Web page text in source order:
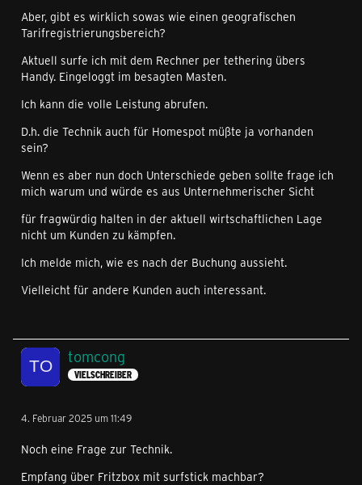
Aber, gibt es wirklich sowas wie einen geografischen
Tarifregistrierungsbereich?
Aktuell surfe ich mit dem Rechner per tethering übers
Handy. Eingeloggt im besagten Masten.
Ich kann die volle Leistung abrufen.
D.h. die Technik auch für Homespot müßte ja vorhanden
sein?
Wenn es aber nun doch Unterschiede geben sollte frage ich
mich warum und würde es aus Unternehmerischer Sicht
für fragwürdig halten in der aktuell wirtschaftlichen Lage
nicht um Kunden zu kämpfen.
Ich melde mich, wie es nach der Buchung aussieht.
Vielleicht für andere Kunden auch interessant.
tomcong
VIELSCHREIBER
4. Februar 2025 um 11:49
Noch eine Frage zur Technik.
Empfang über Fritzbox mit surfstick machbar?